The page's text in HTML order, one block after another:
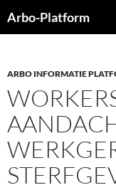
naar
Arbo-Platform
ARBO INFORMATIE